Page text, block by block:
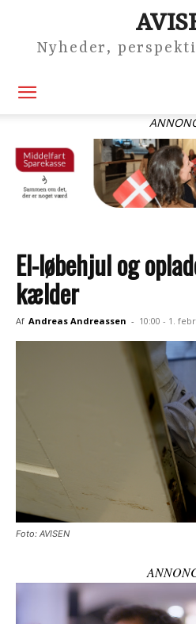
Nyheder,
El-løbehjul og
kælder
Af Andreas Andreassen - 10:00 - 1.
Foto: AVISEN